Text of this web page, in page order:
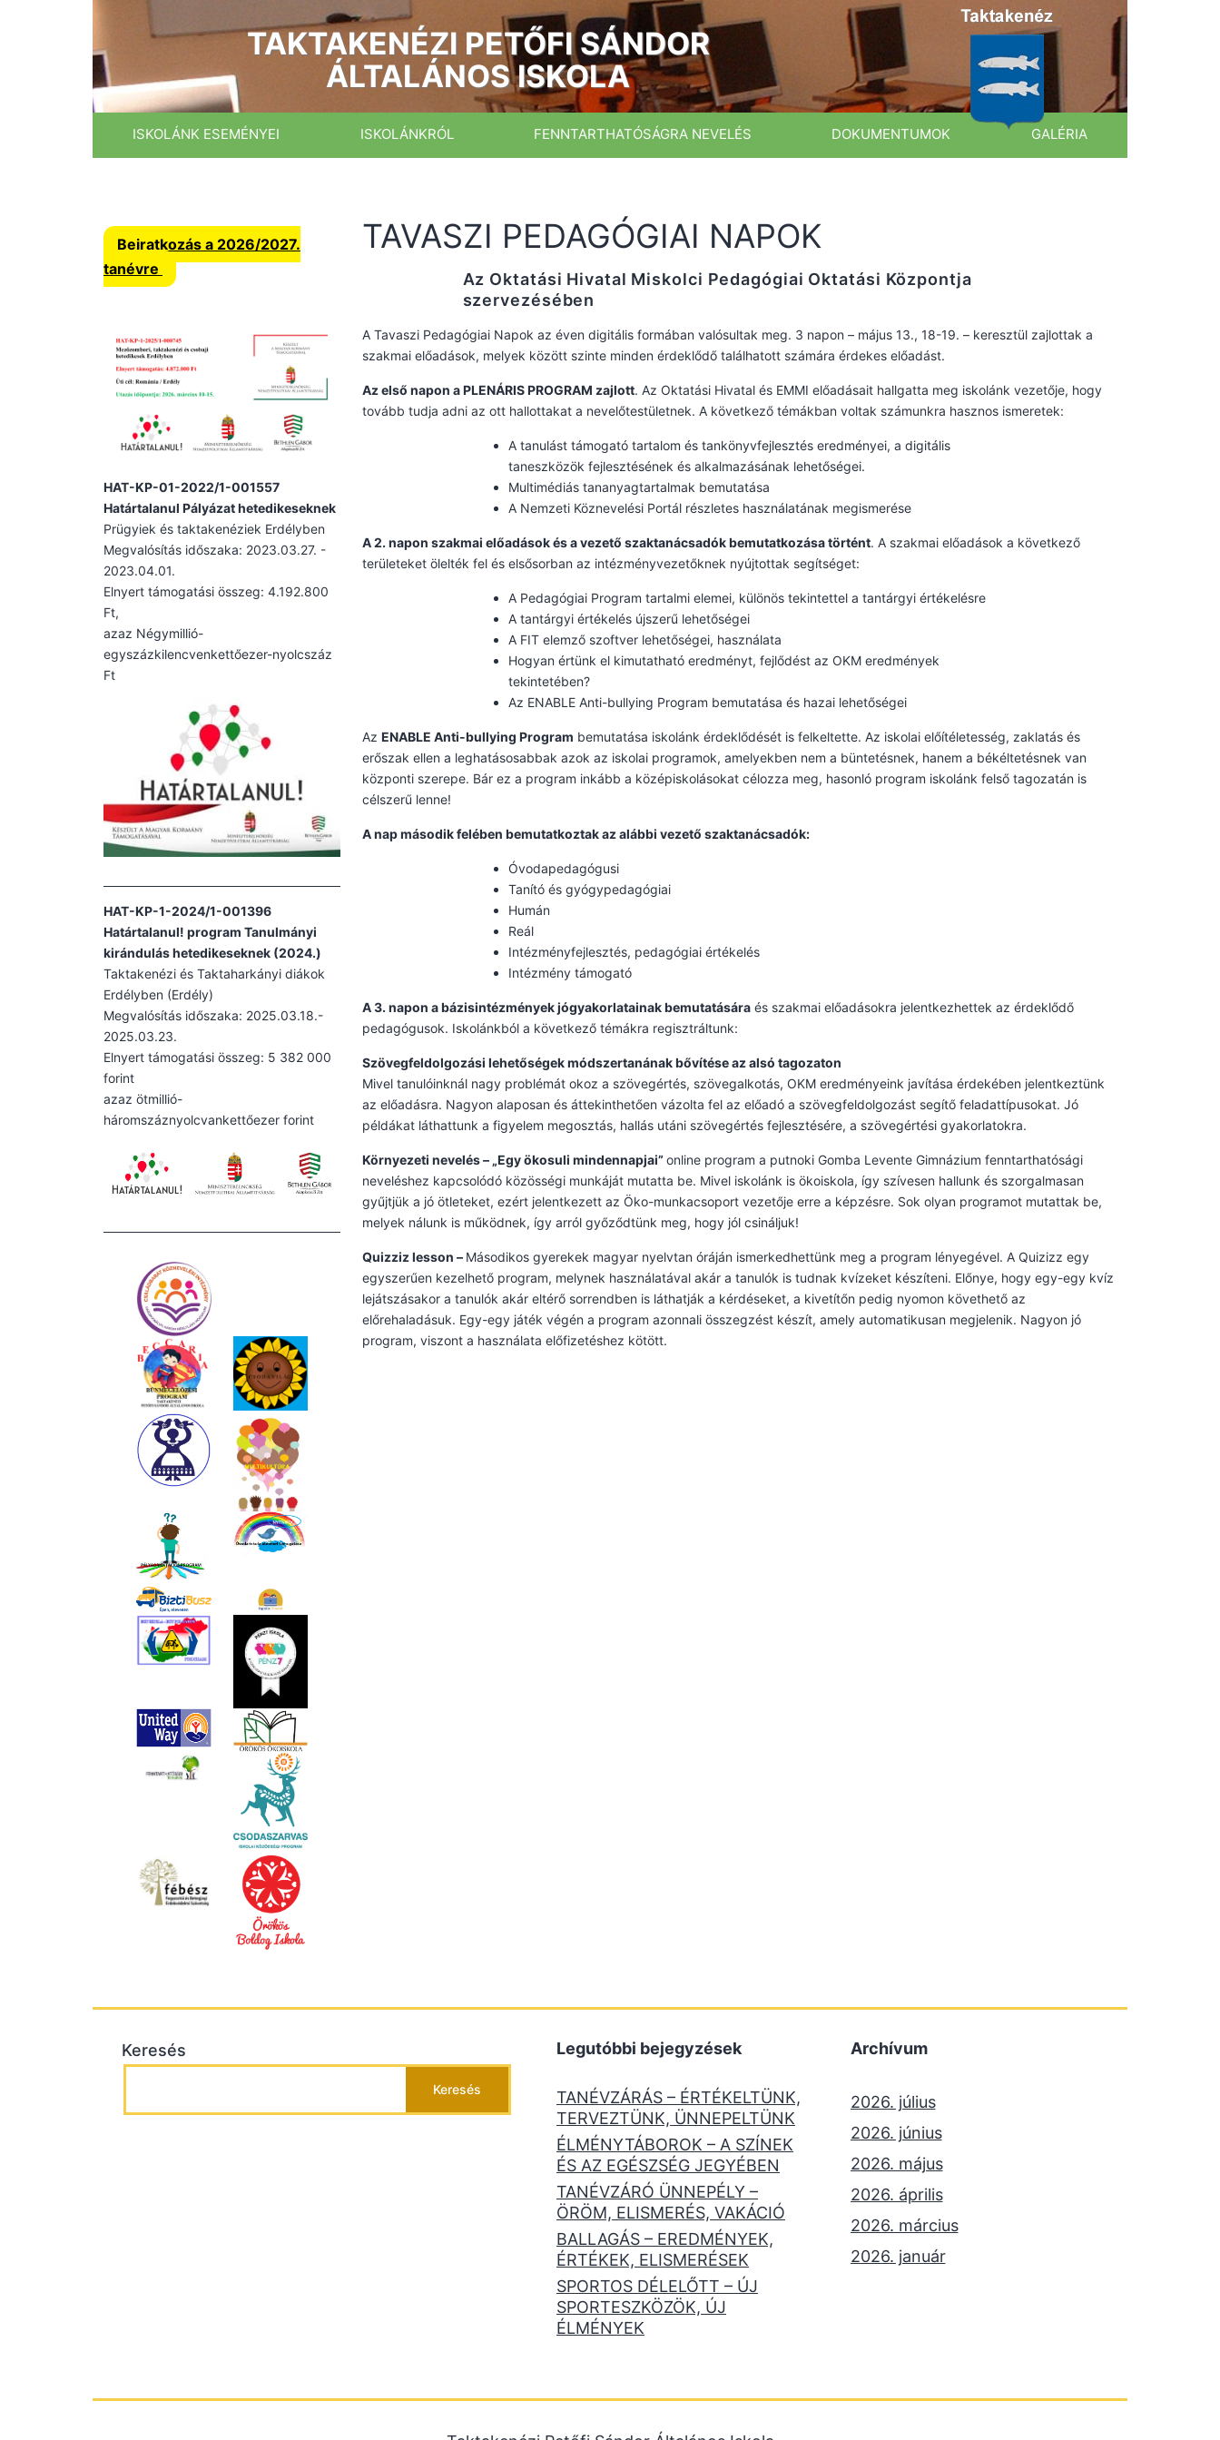
TAKTAKENÉZI PETŐFI SÁNDOR
ÁLTALÁNOS ISKOLA
ISKOLÁNK ESEMÉNYEI ISKOLÁNKRÓL FENNTARTHATÓSÁGRA NEVELÉS DOKUMENTUMOK GALÉRIA
Beiratkozás a 2026/2027.
tanévre
HAT-KP-01-2022/1-001557
Határtalanul Pályázat hetedikeseknek
Prügyiek és taktakenéziek Erdélyben
Megvalósítás időszaka: 2023.03.27. -
2023.04.01.
Elnyert támogatási összeg: 4.192.800
Ft,
azaz Négymillió-
egyszázkilencvenkettőezer-nyolcszáz
Ft
HAT-KP-1-2024/1-001396
Határtalanul! program Tanulmányi
kirándulás hetedikeseknek (2024.)
Taktakenézi és Taktaharkányi diákok
Erdélyben (Erdély)
Megvalósítás időszaka: 2025.03.18.-
2025.03.23.
Elnyert támogatási összeg: 5 382 000
forint
azaz ötmillió-
háromszáznyolcvankettőezer forint
TAVASZI PEDAGÓGIAI NAPOK
Az Oktatási Hivatal Miskolci Pedagógiai Oktatási Központja
szervezésében
A Tavaszi Pedagógiai Napok az éven digitális formában valósultak meg. 3 napon – május 13., 18-19. – keresztül zajlottak a
szakmai előadások, melyek között szinte minden érdeklődő találhatott számára érdekes előadást.
Az első napon a PLENÁRIS PROGRAM zajlott. Az Oktatási Hivatal és EMMI előadásait hallgatta meg iskolánk vezetője, hogy
tovább tudja adni az ott hallottakat a nevelőtestületnek. A következő témákban voltak számunkra hasznos ismeretek:
A tanulást támogató tartalom és tankönyvfejlesztés eredményei, a digitális
taneszközök fejlesztésének és alkalmazásának lehetőségei.
Multimédiás tananyagtartalmak bemutatása
A Nemzeti Köznevelési Portál részletes használatának megismerése
A 2. napon szakmai előadások és a vezető szaktanácsadók bemutatkozása történt. A szakmai előadások a következő
területeket ölelték fel és elsősorban az intézményvezetőknek nyújtottak segítséget:
A Pedagógiai Program tartalmi elemei, különös tekintettel a tantárgyi értékelésre
A tantárgyi értékelés újszerű lehetőségei
A FIT elemző szoftver lehetőségei, használata
Hogyan értünk el kimutatható eredményt, fejlődést az OKM eredmények
tekintetében?
Az ENABLE Anti-bullying Program bemutatása és hazai lehetőségei
Az ENABLE Anti-bullying Program bemutatása iskolánk érdeklődését is felkeltette. Az iskolai előítéletesség, zaklatás és
erőszak ellen a leghatásosabbak azok az iskolai programok, amelyekben nem a büntetésnek, hanem a békéltetésnek van
központi szerepe. Bár ez a program inkább a középiskolásokat célozza meg, hasonló program iskolánk felső tagozatán is
célszerű lenne!
A nap második felében bemutatkoztak az alábbi vezető szaktanácsadók:
Óvodapedagógusi
Tanító és gyógypedagógiai
Humán
Reál
Intézményfejlesztés, pedagógiai értékelés
Intézmény támogató
A 3. napon a bázisintézmények jógyakorlatainak bemutatására és szakmai előadásokra jelentkezhettek az érdeklődő
pedagógusok. Iskolánkból a következő témákra regisztráltunk:
Szövegfeldolgozási lehetőségek módszertanának bővítése az alsó tagozaton
Mivel tanulóinknál nagy problémát okoz a szövegértés, szövegalkotás, OKM eredményeink javítása érdekében jelentkeztünk
az előadásra. Nagyon alaposan és áttekinthetően vázolta fel az előadó a szövegfeldolgozást segítő feladattípusokat. Jó
példákat láthattunk a figyelem megosztás, hallás utáni szövegértés fejlesztésére, a szövegértési gyakorlatokra.
Környezeti nevelés – „Egy ökosuli mindennapjai” online program a putnoki Gomba Levente Gimnázium fenntarthatósági
neveléshez kapcsolódó közösségi munkáját mutatta be. Mivel iskolánk is ökoiskola, így szívesen hallunk és szorgalmasan
gyűjtjük a jó ötleteket, ezért jelentkezett az Öko-munkacsoport vezetője erre a képzésre. Sok olyan programot mutattak be,
melyek nálunk is működnek, így arról győződtünk meg, hogy jól csináljuk!
Quizziz lesson – Másodikos gyerekek magyar nyelvtan óráján ismerkedhettünk meg a program lényegével. A Quizizz egy
egyszerűen kezelhető program, melynek használatával akár a tanulók is tudnak kvízeket készíteni. Előnye, hogy egy-egy kvíz
lejátszásakor a tanulók akár eltérő sorrendben is láthatják a kérdéseket, a kivetítőn pedig nyomon követhető az
előrehaladásuk. Egy-egy játék végén a program azonnali összegzést készít, amely automatikusan megjelenik. Nagyon jó
program, viszont a használata előfizetéshez kötött.
Keresés
Keresés
Legutóbbi bejegyzések
TANÉVZÁRÁS – ÉRTÉKELTÜNK,
TERVEZTÜNK, ÜNNEPELTÜNK
ÉLMÉNYTÁBOROK – A SZÍNEK
ÉS AZ EGÉSZSÉG JEGYÉBEN
TANÉVZÁRÓ ÜNNEPÉLY –
ÖRÖM, ELISMERÉS, VAKÁCIÓ
BALLAGÁS – EREDMÉNYEK,
ÉRTÉKEK, ELISMERÉSEK
SPORTOS DÉLELŐTT – ÚJ
SPORTESZKÖZÖK, ÚJ
ÉLMÉNYEK
Archívum
2026. július
2026. június
2026. május
2026. április
2026. március
2026. január